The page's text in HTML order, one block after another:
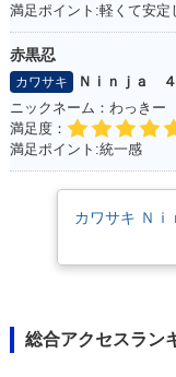
2018年 Ninja 400
KRT Edition・特
別・限定仕様
2017年 Ninja 400 A
満足ポイント:軽くて安定
赤黒忍
カワサキ
Ｎｉｎｊａ
ニックネーム：わっきー
満足度：
満足ポイント:統一感
カワサキ Ｎ
総合アクセスラン